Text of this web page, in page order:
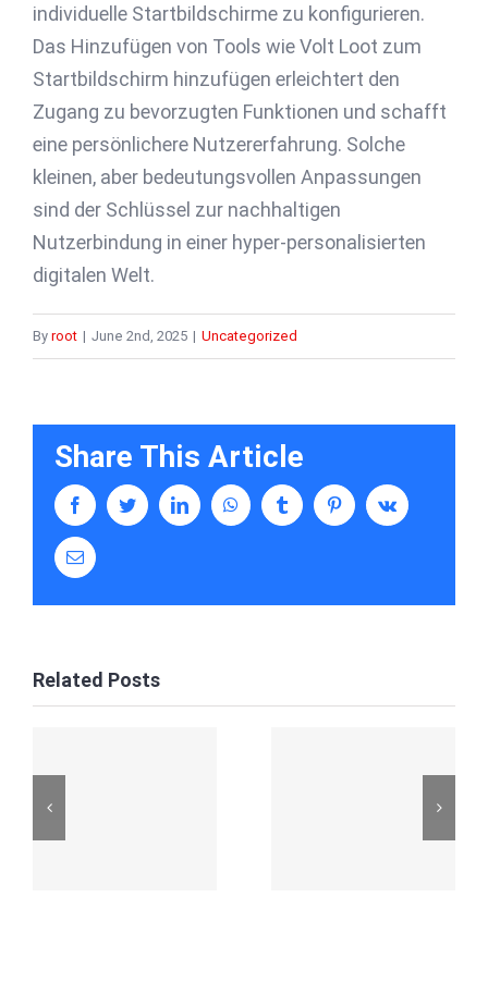
individuelle Startbildschirme zu konfigurieren.
Das Hinzufügen von Tools wie Volt Loot zum
Startbildschirm hinzufügen erleichtert den
Zugang zu bevorzugten Funktionen und schafft
eine persönlichere Nutzererfahrung. Solche
kleinen, aber bedeutungsvollen Anpassungen
sind der Schlüssel zur nachhaltigen
Nutzerbindung in einer hyper-personalisierten
digitalen Welt.
By root | June 2nd, 2025 | Uncategorized
Share This Article
facebooktwitter linkedin whatsapptumblr pinterestvk
Email
Related Posts